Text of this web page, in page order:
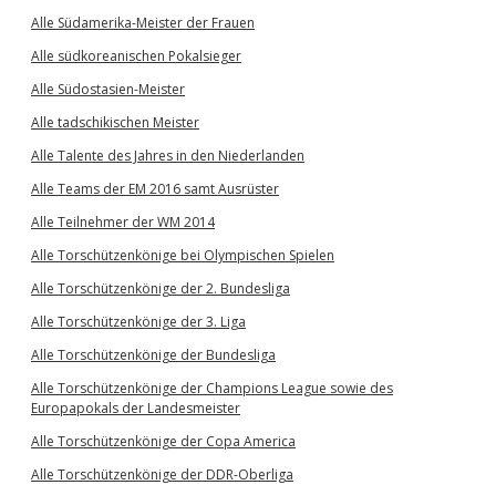
Alle Südamerika-Meister der Frauen
Alle südkoreanischen Pokalsieger
Alle Südostasien-Meister
Alle tadschikischen Meister
Alle Talente des Jahres in den Niederlanden
Alle Teams der EM 2016 samt Ausrüster
Alle Teilnehmer der WM 2014
Alle Torschützenkönige bei Olympischen Spielen
Alle Torschützenkönige der 2. Bundesliga
Alle Torschützenkönige der 3. Liga
Alle Torschützenkönige der Bundesliga
Alle Torschützenkönige der Champions League sowie des
Europapokals der Landesmeister
Alle Torschützenkönige der Copa America
Alle Torschützenkönige der DDR-Oberliga